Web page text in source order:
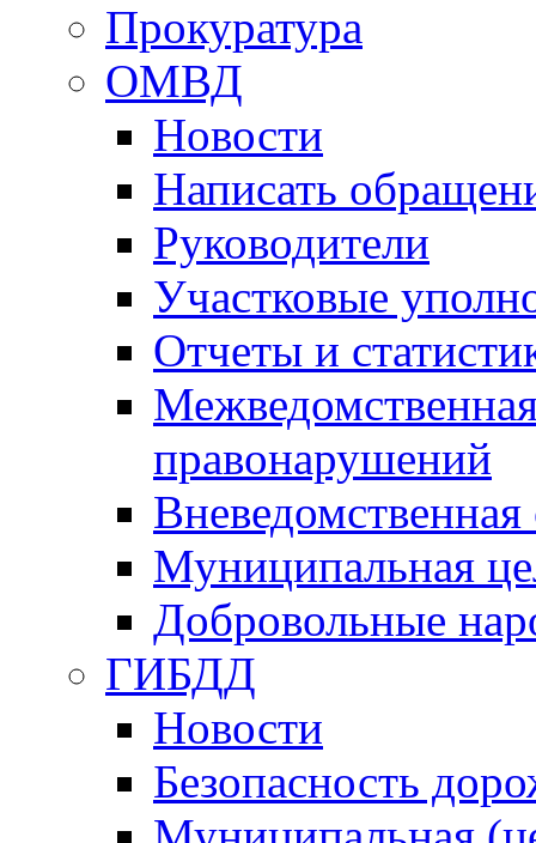
Прокуратура
ОМВД
Новости
Написать
Руководители
Участковые
Отчеты и
правонарушений
Вневедомственная
Муниципальная
Добровольные
ГИБДД
Новости
Безопасность